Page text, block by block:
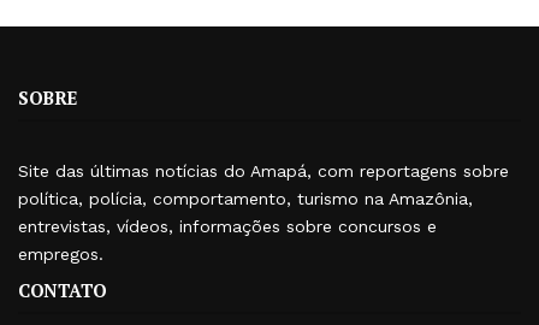
SOBRE
Site das últimas notícias do Amapá, com reportagens sobre
política, polícia, comportamento, turismo na Amazônia,
entrevistas, vídeos, informações sobre concursos e
empregos.
CONTATO